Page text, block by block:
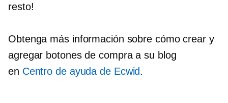
resto!
Obtenga más información sobre cómo crear y
agregar botones de compra a su blog
en Centro de ayuda de Ecwid.